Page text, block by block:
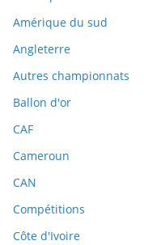
Amérique du sud
Angleterre
Autres championnats
Ballon d'or
CAF
Cameroun
CAN
Compétitions
Côte d'Ivoire